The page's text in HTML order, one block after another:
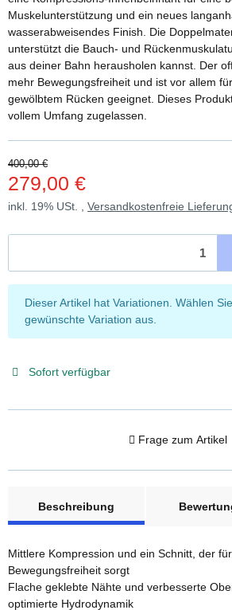
Muskelunterstützung und ein neues
wasserabweisendes Finish. Die
unterstützt die Bauch- und
aus deiner Bahn herausholen kannst. Der
mehr Bewegungsfreiheit und ist vor allem
gewölbtem Rücken geeignet. Dieses
vollem Umfang zugelassen.
400,00 €
279,00 €
inkl. 19% USt. , Versandkostenfreie
x
Dieser Artikel hat Variationen. Wählen
gewünschte Variation aus.
Sofort verfügbar
Frage zum Artikel
Beschreibung
Mittlere Kompression und ein Schnitt, der
Bewegungsfreiheit sorgt
Flache geklebte Nähte und verbesserte
optimierte Hydrodynamik